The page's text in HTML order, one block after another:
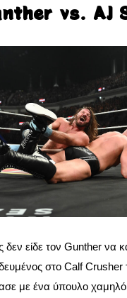
vs. AJ
δεν είδε τον Gunther να
στο Calf
με ένα ύπουλο